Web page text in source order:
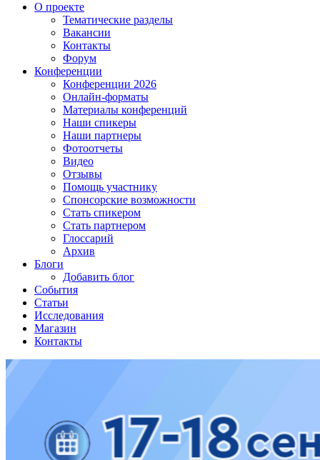
О проекте
Тематические разделы
Вакансии
Контакты
Форум
Конференции
Конференции 2026
Онлайн-форматы
Материалы конференций
Наши спикеры
Наши партнеры
Фотоотчеты
Видео
Отзывы
Помощь участнику
Спонсорские возможности
Стать спикером
Стать партнером
Глоссарий
Архив
Блоги
Добавить блог
События
Статьи
Исследования
Магазин
Контакты